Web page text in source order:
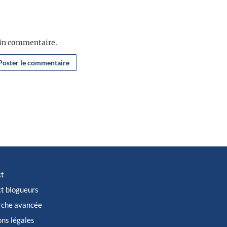
commentaire.
blogueurs
avancée
légales